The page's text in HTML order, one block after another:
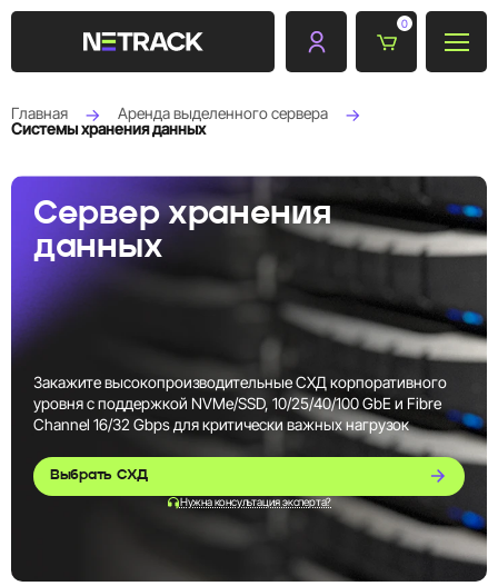
0
Главная
Аренда выделенного сервера
Системы хранения данных
Сервер хранения
данных
Закажите высокопроизводительные СХД корпоративного
уровня с поддержкой NVMe/SSD, 10/25/40/100 GbE и Fibre
Channel 16/32 Gbps для критически важных нагрузок
Выбрать СХД
Нужна консультация эксперта?